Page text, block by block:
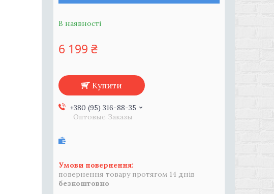
В наявності
6 199 ₴
Купити
+380 (95) 316-88-35
Оптовые Заказы
повернення товару протягом 14 днів
безкоштовно